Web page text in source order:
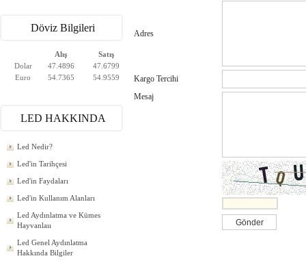
Döviz Bilgileri
Alış
Satış
Dolar
47.4896
47.6799
Euro
54.7365 54.9559
LED HAKKINDA
Led Nedir?
Led'in Tarihçesi
Led'in Faydaları
Led'in Kullanım Alanları
Led Aydınlatma ve Kümes
Hayvanlaıı
Led Genel Aydınlatma
Hakkında Bilgiler
Adres
Kargo Tercihi
Mesaj